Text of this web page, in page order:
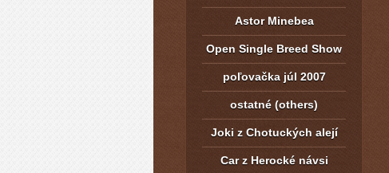
Astor Minebea
Open Single Breed Show
poľovačka júl 2007
ostatné (others)
Joki z Chotuckých alejí
Car z Herocké návsi